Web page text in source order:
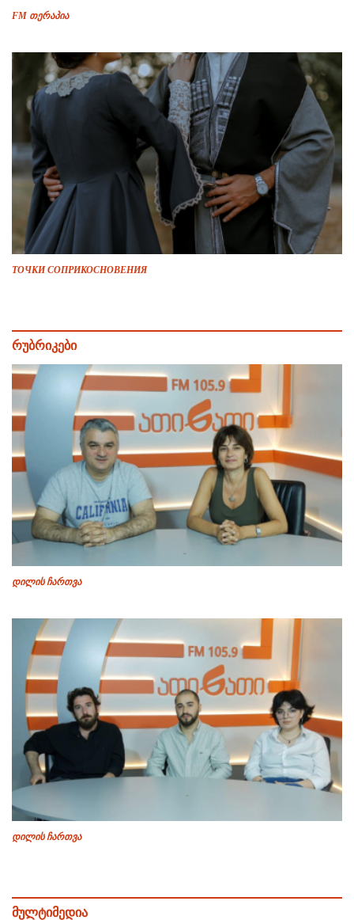
FM თერაპია
ТОЧКИ СОПРИКОСНОВЕНИЯ
რუბრიკები
დილის ჩართვა
დილის ჩართვა
მულტიმედია